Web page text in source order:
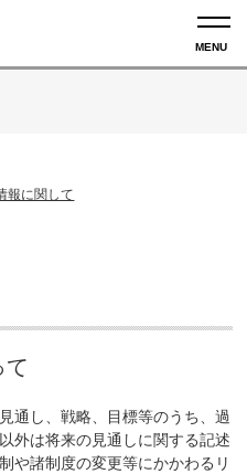
報に関して
て
通し、戦略、目標等のうち、過
外は将来の見通しに関する記述
や諸制度の変更等にかかわるリ